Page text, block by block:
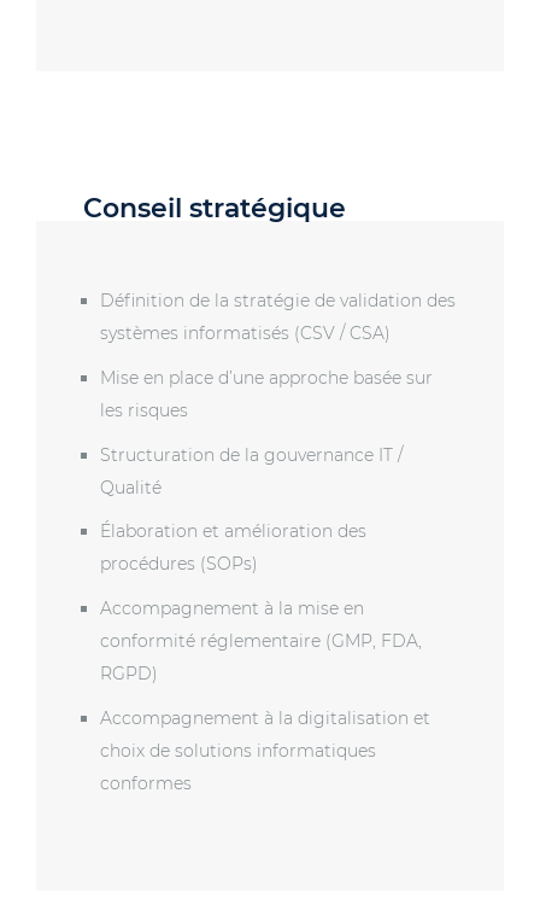
Conseil stratégique
Définition de la stratégie de validation des
systèmes informatisés (CSV / CSA)
Mise en place d’une approche basée sur
les risques
Structuration de la gouvernance IT /
Qualité
Élaboration et amélioration des
procédures (SOPs)
Accompagnement à la mise en
conformité réglementaire (GMP, FDA,
RGPD)
Accompagnement à la digitalisation et
choix de solutions informatiques
conformes